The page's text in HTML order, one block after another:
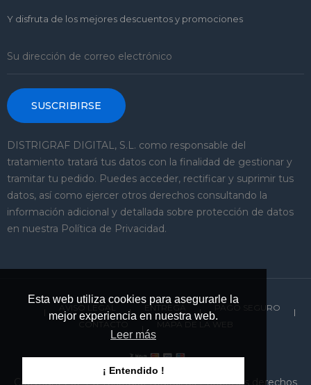
Esta web utiliza cookies para asegurarle la
mejor experiencia en nuestra web.
Leer más
¡ Entendido !
Y disfruta de los mejores descuentos y promociones
SUSCRIBIRSE
DISTRIGRAF DIGITAL, S.L. como responsable del
tratamiento tratará tus datos con la finalidad de gestionar y
tramitar tu pedido. Puedes acceder, rectificar y suprimir tus
datos, así como ejercer otros derechos consultando la
información adicional y detallada sobre protección de datos
en nuestra Política de Privacidad.
ENTREGA
PAGO SEGURO
CONTACTO
Copyright 2024 © Distrigraf Digital, S.L. Todos los derechos